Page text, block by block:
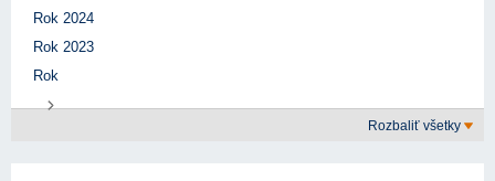
Rok 2024
Rok 2023
Rok
Rozbaliť všetky